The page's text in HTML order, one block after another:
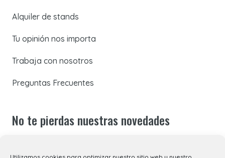
Alquiler de stands
Tu opinión nos importa
Trabaja con nosotros
Preguntas Frecuentes
No te pierdas nuestras novedades